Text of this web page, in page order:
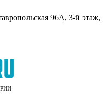
96А, 3-й этаж,